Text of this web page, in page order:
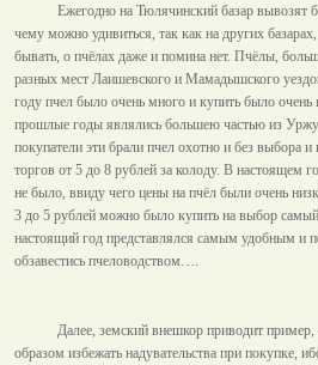
Ежегодно на Тюлячинский базар вывозят
чему можно удивиться, так как на других
бывать, о пчёлах даже и помина нет. Пчёлы,
разных мест Лаишевского и Мамадышского
году пчел было очень много и купить было
прошлые годы являлись большею частью из
покупатели эти брали пчел охотно и без выбора
торгов от 5 до 8 рублей за колоду. В настоящем
не было, ввиду чего цены на пчёл были очень
3 до 5 рублей можно было купить на выбор
настоящий год представлялся самым удобным
обзавестись пчеловодством….
Далее, земский внешкор приводит
образом избежать надувательства при покупке,